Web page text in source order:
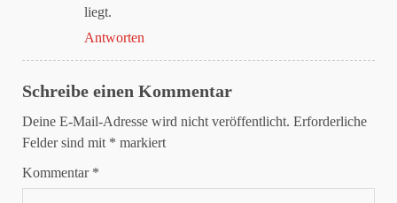
liegt.
Antworten
Schreibe einen Kommentar
Deine E-Mail-Adresse wird nicht veröffentlicht. Erforderliche
Felder sind mit * markiert
Kommentar *